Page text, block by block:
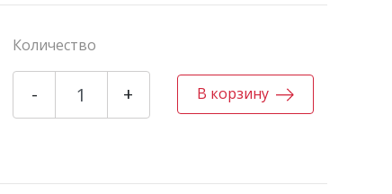
Количество
- + В корзину